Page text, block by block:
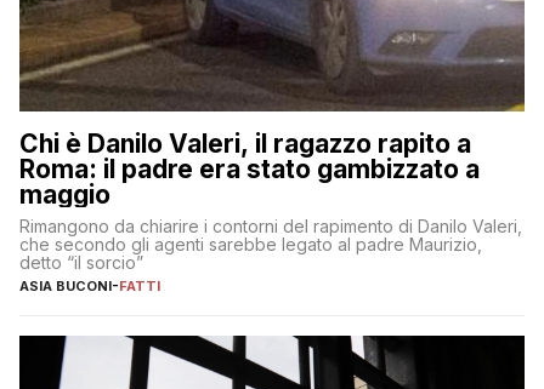
Chi è Danilo Valeri, il ragazzo rapito a
Roma: il padre era stato gambizzato a
maggio
Rimangono da chiarire i contorni del rapimento di Danilo Valeri,
che secondo gli agenti sarebbe legato al padre Maurizio,
detto “il sorcio”
ASIA BUCONI-FATTI